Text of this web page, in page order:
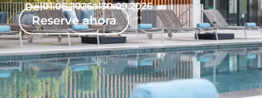
Reserve ahora
Del01.06.2026al30.09.2026